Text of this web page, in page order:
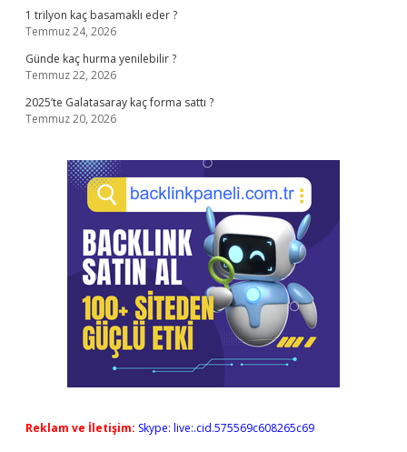
1 trilyon kaç basamaklı eder ?
Temmuz 24, 2026
Günde kaç hurma yenilebilir ?
Temmuz 22, 2026
2025’te Galatasaray kaç forma sattı ?
Temmuz 20, 2026
Reklam ve İletişim: Skype: live:.cid.575569c608265c69